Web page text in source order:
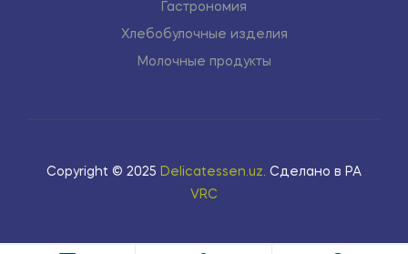
Гастрономия
Хлебобулочные изделия
Молочные продукты
Copyright © 2025 Delicatessen.uz. Сделано в РА
VRC